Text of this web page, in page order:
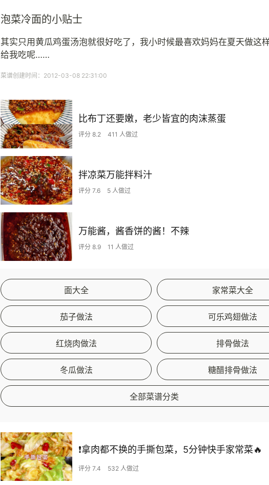
泡菜冷面的小贴士
其实只用黄瓜鸡蛋汤泡就很好吃了，我小时候最喜欢妈妈在夏天做这
给我吃呢……
菜谱创建时间：2012-03-08 22:31:00
比布丁还要嫩，老少皆宜的肉沫蒸蛋
评分 8.2 411 人做过
拌凉菜万能拌料汁
评分 7.6 5 人做过
万能酱，酱香饼的酱！不辣
评分 8.9 11 人做过
面大全 家常菜大全
茄子做法 可乐鸡翅做法
红烧肉做法 排骨做法
冬瓜做法 糖醋排骨做法
全部菜谱分类
❗拿肉都不换的手撕包菜，5分钟快手家常菜🔥
评分 7.4 532 人做过